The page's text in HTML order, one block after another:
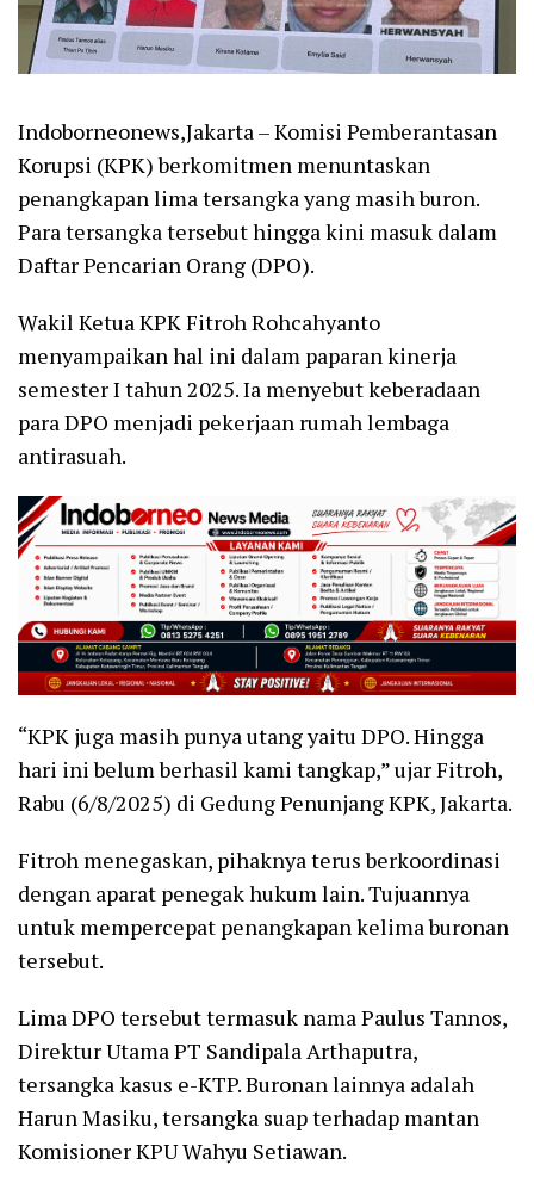
Indoborneonews,Jakarta – Komisi Pemberantasan
Korupsi (KPK) berkomitmen menuntaskan
penangkapan lima tersangka yang masih buron.
Para tersangka tersebut hingga kini masuk dalam
Daftar Pencarian Orang (DPO).
Wakil Ketua KPK Fitroh Rohcahyanto
menyampaikan hal ini dalam paparan kinerja
semester I tahun 2025. Ia menyebut keberadaan
para DPO menjadi pekerjaan rumah lembaga
antirasuah.
“KPK juga masih punya utang yaitu DPO. Hingga
hari ini belum berhasil kami tangkap,” ujar Fitroh,
Rabu (6/8/2025) di Gedung Penunjang KPK, Jakarta.
Fitroh menegaskan, pihaknya terus berkoordinasi
dengan aparat penegak hukum lain. Tujuannya
untuk mempercepat penangkapan kelima buronan
tersebut.
Lima DPO tersebut termasuk nama Paulus Tannos,
Direktur Utama PT Sandipala Arthaputra,
tersangka kasus e-KTP. Buronan lainnya adalah
Harun Masiku, tersangka suap terhadap mantan
Komisioner KPU Wahyu Setiawan.